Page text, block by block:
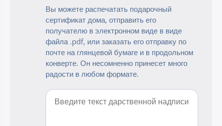
Вы можете распечатать подарочный
сертификат дома, отправить его
получателю в электронном виде в виде
файла .pdf, или заказать его отправку по
почте на глянцевой бумаге и в продольном
конверте. Он несомненно принесет много
радости в любом формате.